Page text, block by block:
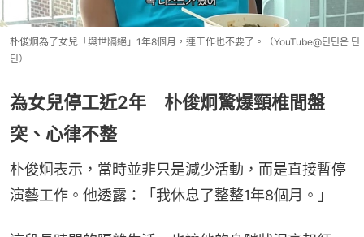
朴俊炯為了女兒「與世隔絕」1年8個月，連工作也不要了。（YouTube@딘딘은 딘
딘）
為女兒停工近2年 朴俊炯驚爆頸椎間盤
突、心律不整
朴俊炯表示，當時並非只是減少活動，而是直接暫停
演藝工作。他透露：「我休息了整整1年8個月。」